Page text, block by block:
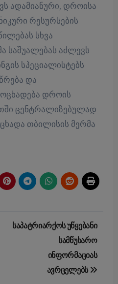
ადამიანური, დროისა
რესურსების
სხვა
საშუალებას აძლევს
სპეციალისტებს
და
დროის
ცენტრალიზებულად
თბილისის მერმა
საპატრიარქოს უწყებანი
სამწუხარო
ინფორმაციას
ავრცელებს